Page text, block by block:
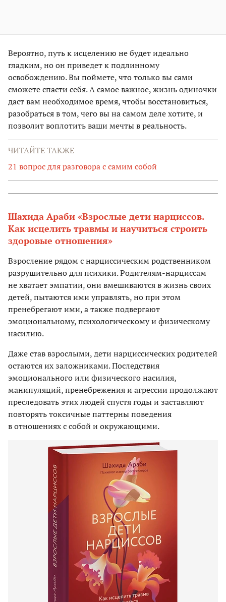
Вероятно, путь к исцелению не будет идеально
гладким, но он приведет к подлинному
освобождению. Вы поймете, что только вы сами
сможете спасти себя. А самое важное, жизнь одиночки
даст вам необходимое время, чтобы восстановиться,
разобраться в том, чего вы на самом деле хотите, и
позволит воплотить ваши мечты в реальность.
ЧИТАЙТЕ ТАКЖЕ
21 вопрос для разговора с самим собой
Шахида Араби «Взрослые дети нарциссов.
Как исцелить травмы и научиться строить
здоровые отношения»
Взросление рядом с нарциссическим родственником
разрушительно для психики. Родителям-нарциссам
не хватает эмпатии, они вмешиваются в жизнь своих
детей, пытаются ими управлять, но при этом
пренебрегают ими, а также подвергают
эмоциональному, психологическому и физическому
насилию.
Даже став взрослыми, дети нарциссических родителей
остаются их заложниками. Последствия
эмоционального или физического насилия,
манипуляций, пренебрежения и агрессии продолжают
преследовать этих людей спустя годы и заставляют
повторять токсичные паттерны поведения
в отношениях с собой и окружающими.